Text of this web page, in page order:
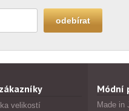
velikostí
Módní
Made in